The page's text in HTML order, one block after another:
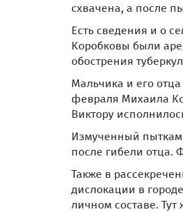
схвачена, а после
Есть сведения и о
Коробковы были
обострения
Мальчика и его
февраля Михаила
Виктору
Измученный
после гибели отца.
Также в
дислокации в
личном составе.